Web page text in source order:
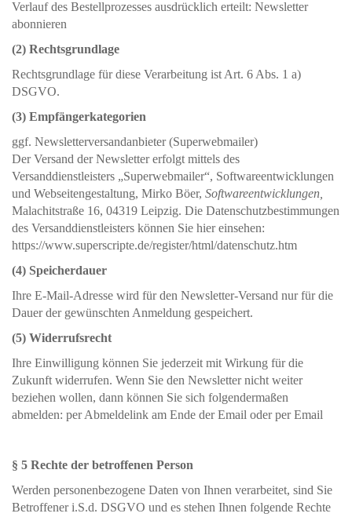
Verlauf des Bestellprozesses ausdrücklich erteilt: Newsletter
abonnieren
(2) Rechtsgrundlage
Rechtsgrundlage für diese Verarbeitung ist Art. 6 Abs. 1 a)
DSGVO.
(3) Empfängerkategorien
ggf. Newsletterversandanbieter (Superwebmailer)
Der Versand der Newsletter erfolgt mittels des
Versanddienstleisters „Superwebmailer“, Softwareentwicklungen
und Webseitengestaltung, Mirko Böer, Softwareentwicklungen,
Malachitstraße 16, 04319 Leipzig. Die Datenschutzbestimmungen
des Versanddienstleisters können Sie hier einsehen:
https://www.superscripte.de/register/html/datenschutz.htm
(4) Speicherdauer
Ihre E-Mail-Adresse wird für den Newsletter-Versand nur für die
Dauer der gewünschten Anmeldung gespeichert.
(5) Widerrufsrecht
Ihre Einwilligung können Sie jederzeit mit Wirkung für die
Zukunft widerrufen. Wenn Sie den Newsletter nicht weiter
beziehen wollen, dann können Sie sich folgendermaßen
abmelden: per Abmeldelink am Ende der Email oder per Email
§ 5 Rechte der betroffenen Person
Werden personenbezogene Daten von Ihnen verarbeitet, sind Sie
Betroffener i.S.d. DSGVO und es stehen Ihnen folgende Rechte